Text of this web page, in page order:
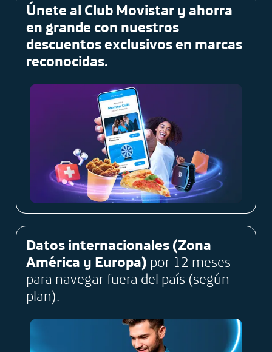
Únete al Club Movistar y ahorra
en grande con nuestros
descuentos exclusivos en marcas
reconocidas.
Datos internacionales (Zona
América y Europa)​ por 12 meses
para navegar fuera del país (según
plan).